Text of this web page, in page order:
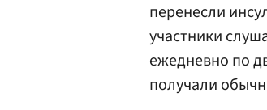
перенесли
участники
ежедневно по
получали